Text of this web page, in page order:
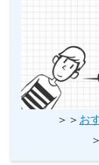
＞＞ お